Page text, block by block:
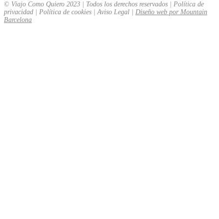
© Viajo Como Quiero 2023 | Todos los derechos reservados | Política de
privacidad | Política de cookies | Aviso Legal | Diseño web por Mountain
Barcelona